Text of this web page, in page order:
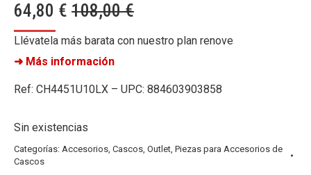
64,80 € 108,00€
Llévatela más barata con nuestro plan renove
➜ Más información
Ref: CH4451U10LX – UPC: 884603903858
Sin existencias
Categorías: Accesorios, Cascos, Outlet, Piezas para Accesorios de
Cascos